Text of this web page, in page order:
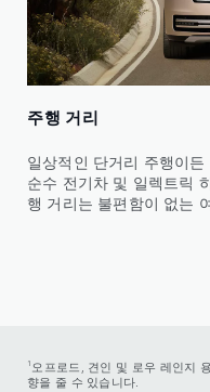
주행 거리
일상적인 단거리 주행이
순수 전기차 및 일렉트릭
행 거리는 불편함이 없는
1 오프로드, 견인 및 로우 레인지
향을 줄 수 있습니다.